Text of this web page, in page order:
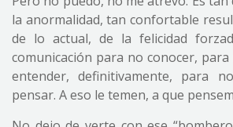
la anormalidad, tan confortable
de lo actual, de la felicidad
comunicación para no conocer,
entender, definitivamente, para
pensar. A eso le temen, a que